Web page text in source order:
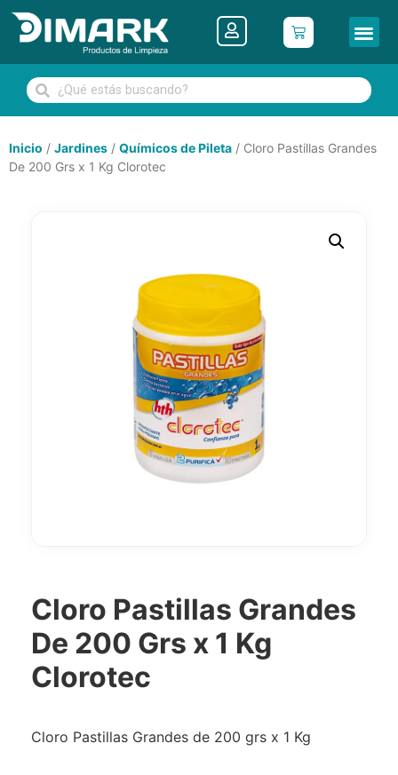
Inicio / Jardines / Químicos de Pileta / Cloro Pastillas Grandes
De 200 Grs x 1 Kg Clorotec
Cloro Pastillas Grandes
De 200 Grs x 1 Kg
Clorotec
Cloro Pastillas Grandes de 200 grs x 1 Kg